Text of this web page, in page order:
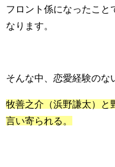
フロント係になったこと
なります。
そんな中、恋愛経験のな
牧善之介（浜野謙太）と
言い寄られる。